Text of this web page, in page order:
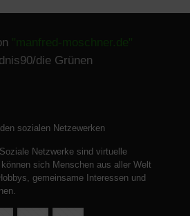
"manfred-moschner.de"
die Grünen
sozialen Netzewerken
Netzwerke sind virtuelle
können sich Menschen aus aller Welt
gemeinsame Interessen und